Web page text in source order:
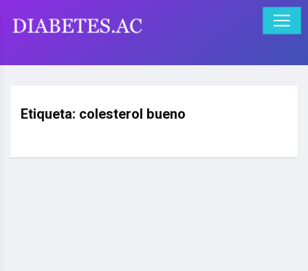
Etiqueta: colesterol bueno